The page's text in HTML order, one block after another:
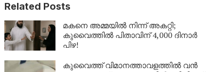
Related Posts
മകനെ അമ്മയിൽ നിന്ന് അകറ്റി;
കുവൈത്തിൽ പിതാവിന് 4,000 ദിനാർ
പിഴ!
കുവൈത്ത് വിമാനത്താവളത്തിൽ വൻ